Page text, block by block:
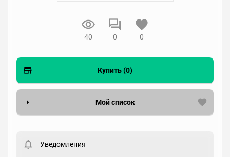
40 0 0
Купить (0)
Мой список
Статус
Уведомления